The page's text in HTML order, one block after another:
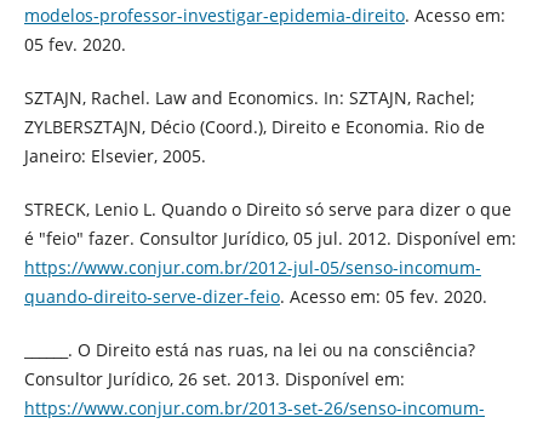
modelos-professor-investigar-epidemia-direito. Acesso em:
05 fev. 2020.
SZTAJN, Rachel. Law and Economics. In: SZTAJN, Rachel;
ZYLBERSZTAJN, Décio (Coord.), Direito e Economia. Rio de
Janeiro: Elsevier, 2005.
STRECK, Lenio L. Quando o Direito só serve para dizer o que
é "feio" fazer. Consultor Jurídico, 05 jul. 2012. Disponível em:
https://www.conjur.com.br/2012-jul-05/senso-incomum-
quando-direito-serve-dizer-feio. Acesso em: 05 fev. 2020.
______. O Direito está nas ruas, na lei ou na consciência?
Consultor Jurídico, 26 set. 2013. Disponível em:
https://www.conjur.com.br/2013-set-26/senso-incomum-